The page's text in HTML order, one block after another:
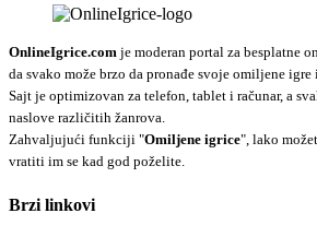
OnlineIgrice.com je moderan portal za besplatne
da svako može brzo da pronađe svoje omiljene
Sajt je optimizovan za telefon, tablet i računar, a
naslove različitih žanrova.
Zahvaljujući funkciji "Omiljene igrice", lako
vratiti im se kad god poželite.
Brzi linkovi